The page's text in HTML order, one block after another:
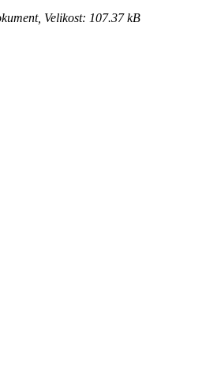
Velikost: 107.37 kB